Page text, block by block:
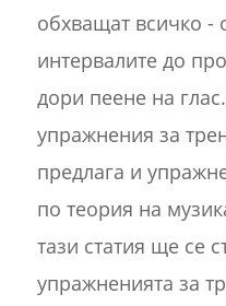
обхващат всичко -
интервалите до
дори пеене на
упражнения за
предлага и
по теория на
тази статия ще се
упражненията за